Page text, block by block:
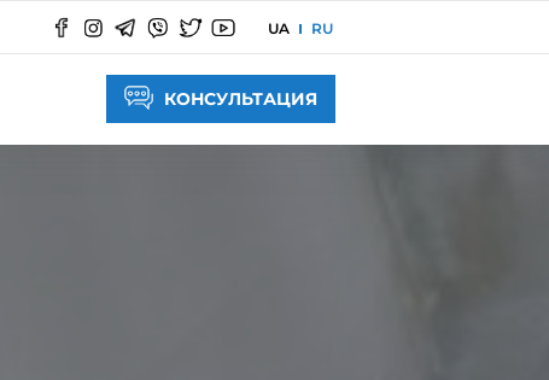
UA RU
КОНСУЛЬТАЦИЯ